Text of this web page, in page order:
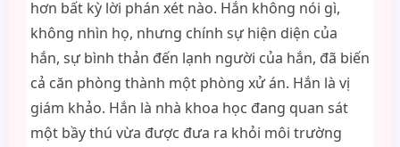
hơn bất kỳ lời phán xét nào. Hắn không nói gì,
không nhìn họ, nhưng chính sự hiện diện của
hắn, sự bình thản đến lạnh người của hắn, đã biến
cả căn phòng thành một phòng xử án. Hắn là vị
giám khảo. Hắn là nhà khoa học đang quan sát
một bầy thú vừa được đưa ra khỏi môi trường